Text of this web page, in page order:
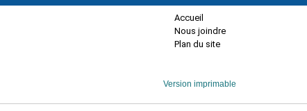
Accueil
Nous joindre
Plan du site
Version imprimable